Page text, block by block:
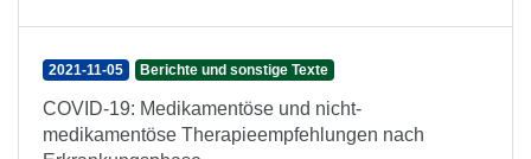
2021-11-05 Berichte und sonstige Texte
COVID-19: Medikamentöse und nicht-
medikamentöse Therapieempfehlungen nach